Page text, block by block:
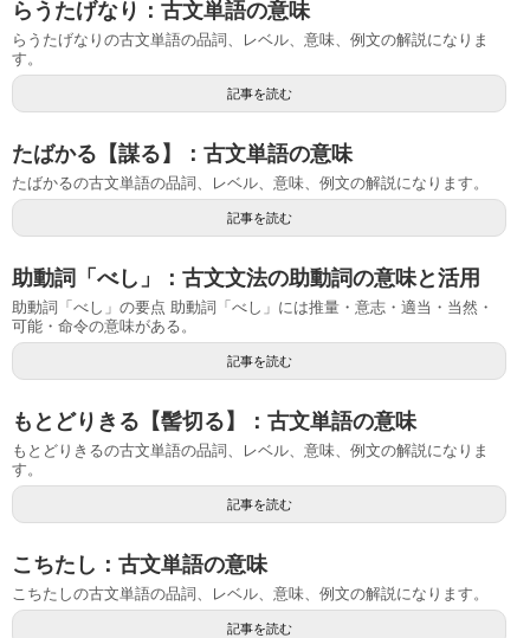
らうたげなり：古文単語の意味
らうたげなりの古文単語の品詞、レベル、意味、例文の解説になりま
す。
記事を読む
たばかる【謀る】：古文単語の意味
たばかるの古文単語の品詞、レベル、意味、例文の解説になります。
記事を読む
助動詞「べし」：古文文法の助動詞の意味と活用
助動詞「べし」の要点 助動詞「べし」には推量・意志・適当・当然・
可能・命令の意味がある。
記事を読む
もとどりきる【髻切る】：古文単語の意味
もとどりきるの古文単語の品詞、レベル、意味、例文の解説になりま
す。
記事を読む
こちたし：古文単語の意味
こちたしの古文単語の品詞、レベル、意味、例文の解説になります。
記事を読む